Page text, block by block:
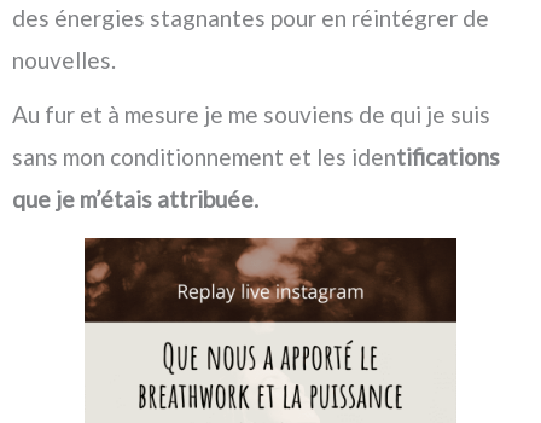
des énergies stagnantes pour en réintégrer de
nouvelles.
Au fur et à mesure je me souviens de qui je suis
sans mon conditionnement et les identifications
que je m’étais attribuée.